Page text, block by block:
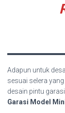
Adapun untuk
sesuai selera
desain pintu
Garasi Model